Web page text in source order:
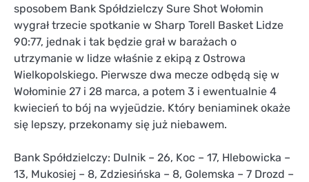
sposobem Bank Spółdzielczy Sure Shot Wołomin
wygrał trzecie spotkanie w Sharp Torell Basket Lidze
90:77, jednak i tak będzie grał w barażach o
utrzymanie w lidze właśnie z ekipą z Ostrowa
Wielkopolskiego. Pierwsze dwa mecze odbędą się w
Wołominie 27 i 28 marca, a potem 3 i ewentualnie 4
kwiecień to bój na wyjeüdzie. Który beniaminek okaże
się lepszy, przekonamy się już niebawem.
Bank Spółdzielczy: Dulnik – 26, Koc – 17, Hlebowicka –
13, Mukosiej – 8, Zdziesińska – 8, Golemska – 7 Drozd –